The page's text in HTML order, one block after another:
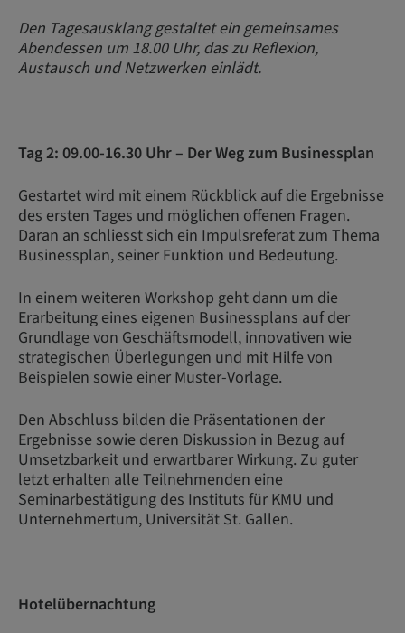
Den Tagesausklang gestaltet ein gemeinsames
Abendessen um 18.00 Uhr, das zu Reflexion,
Austausch und Netzwerken einlädt.
Tag 2: 09.00-16.30 Uhr – Der Weg zum Businessplan
Gestartet wird mit einem Rückblick auf die Ergebnisse
des ersten Tages und möglichen offenen Fragen.
Daran an schliesst sich ein Impulsreferat zum Thema
Businessplan, seiner Funktion und Bedeutung.
In einem weiteren Workshop geht dann um die
Erarbeitung eines eigenen Businessplans auf der
Grundlage von Geschäftsmodell, innovativen wie
strategischen Überlegungen und mit Hilfe von
Beispielen sowie einer Muster-Vorlage.
Den Abschluss bilden die Präsentationen der
Ergebnisse sowie deren Diskussion in Bezug auf
Umsetzbarkeit und erwartbarer Wirkung. Zu guter
letzt erhalten alle Teilnehmenden eine
Seminarbestätigung des Instituts für KMU und
Unternehmertum, Universität St. Gallen.
Hotelübernachtung